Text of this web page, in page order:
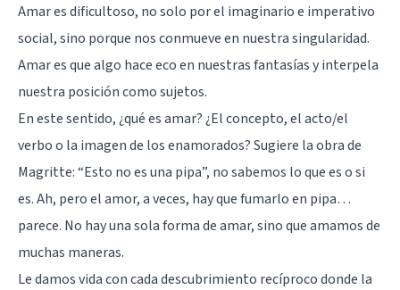
Amar es dificultoso, no solo por el imaginario e imperativo
social, sino porque nos conmueve en nuestra singularidad.
Amar es que algo hace eco en nuestras fantasías y interpela
nuestra posición como sujetos.
En este sentido, ¿qué es amar? ¿El concepto, el acto/el
verbo o la imagen de los enamorados? Sugiere la obra de
Magritte: “Esto no es una pipa”, no sabemos lo que es o si
es. Ah, pero el amor, a veces, hay que fumarlo en pipa…
parece. No hay una sola forma de amar, sino que amamos de
muchas maneras.
Le damos vida con cada descubrimiento recíproco donde la